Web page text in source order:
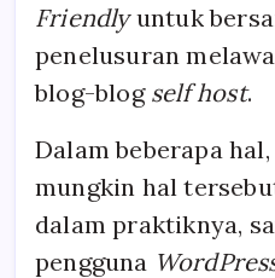
Friendlyuntuk
penelusuran
blog-blog self host.
Dalam beberapa
mungkin hal
dalam praktiknya,
pengguna